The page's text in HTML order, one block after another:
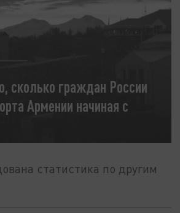
сколько граждан России
Армении начиная с
статистика по другим